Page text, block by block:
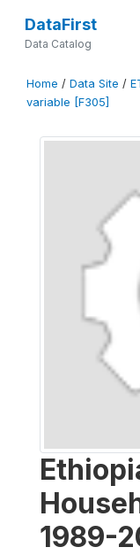
DataFirst
Data Catalog
Home / Data Site /
variable [F305]
1989-